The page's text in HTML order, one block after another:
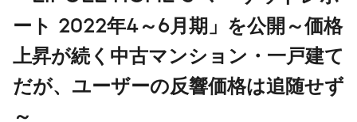
採用サイト
ニュース
サステナビリティ
ート 2022年4～6月期」を公開～価格
上昇が続く中古マンション・一戸建て
だが、ユーザーの反響価格は追随せず
～